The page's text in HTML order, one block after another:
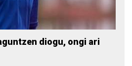
diogu, ongi ari